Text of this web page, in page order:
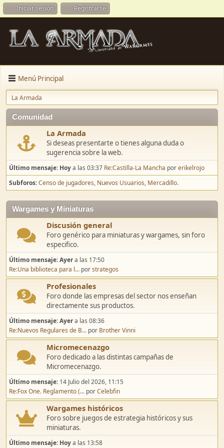
Iniciar sesión Registrarse
Menú Principal
La Armada
Comunidad
La Armada
Si deseas presentarte o tienes alguna duda o
sugerencia sobre la web.
Último mensaje: Hoya las 03:37 Re:Castilla-La Mancha porerikelrojo
Subforos Censo de jugadores Nuevos Usuarios Mercadillo.
Wargames y Miniaturas
Discusión general
Foro genérico para miniaturas y wargames, sin foro
especifico.
Último mensaje:Ayera las 17:50
Re:Una biblioteca para l... porstrategos
Profesionales
Foro donde las empresas del sector nos enseñan
directamente sus productos.
Último mensaje:Ayera las 08:36
Re:Nuevos Regulares de B... por Brother Vinni
Micromecenazgo
Foro dedicado a las distintas campañas de
Micromecenazgo.
Último mensaje: 14 Julio del 2026, 11:15
Re:Fox One. Reglamento (... porCelebfin
Wargames históricos
Foro sobre juegos de estrategia históricos y sus
miniaturas.
Último mensaje: Hoya las 13:58